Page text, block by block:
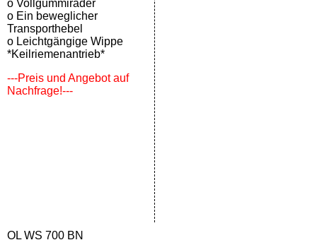
o Vollgummiräder
o Ein beweglicher
Transporthebel
o Leichtgängige Wippe
*Keilriemenantrieb*
---Preis und Angebot auf
Nachfrage!---
OL WS 700 BN